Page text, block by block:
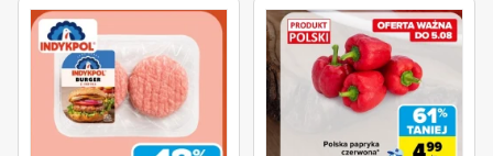
Codziennie świeżo, codziennie taniej - Carrefour Market
w okresie 2026-08-03 - 2026-08-08 polecamy: Paluszki
surimi Vici w cenie 5,29 zł taniej o 11%, Papryka
Carrefour w cenie 4,99 zł taniej o 17%, Wątroba
wieprzowa Carrefour w cenie 5,99 zł taniej o 15%, Chleb